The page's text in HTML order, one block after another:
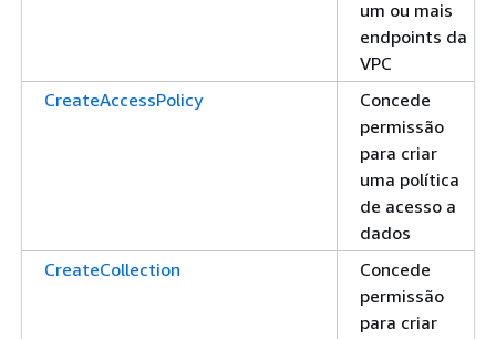
um ou mais
endpoints da
VPC
CreateAccessPolicy
Concede
permissão
para criar
uma política
de acesso a
dados
CreateCollection
Concede
permissão
para criar